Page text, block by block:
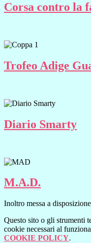
Corsa contro la
Trofeo Adige
Diario Smarty
M.A.D.
Inoltro messa a disposizione
Questo sito o gli strumenti
cookie necessari al
COOKIE POLICY.